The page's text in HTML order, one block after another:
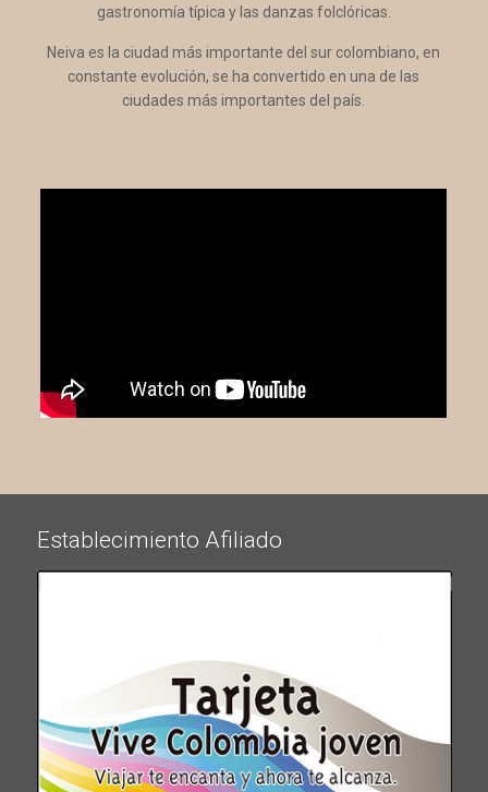
gastronomía típica y las danzas folclóricas.
Neiva es la ciudad más importante del sur colombiano, en
constante evolución, se ha convertido en una de las
ciudades más importantes del país.
Establecimiento Afiliado